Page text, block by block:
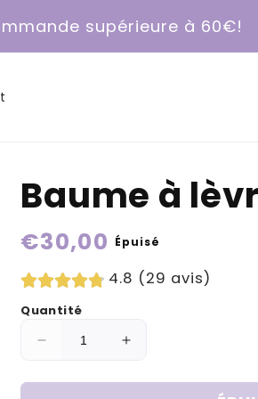
supérieure à 60€!
Baume à
Prix
€30,00 Épuisé
4.8 (29 avis)
Quantité
Réduire
quantité
Augmenter
quantité